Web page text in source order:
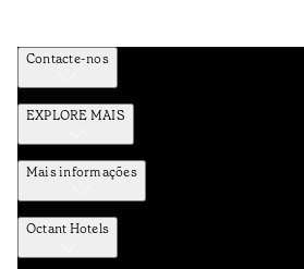
Contacte-nos
EXPLORE MAIS
Mais informações
Octant Hotels